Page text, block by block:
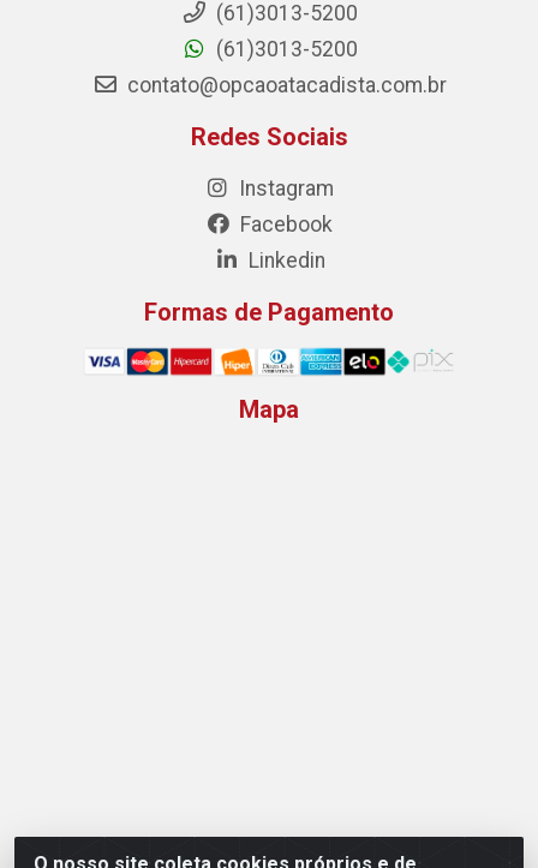
(61)3013-5200
(61)3013-5200
contato@opcaoatacadista.com.br
Redes Sociais
Instagram
Facebook
Linkedin
Formas de Pagamento
Mapa